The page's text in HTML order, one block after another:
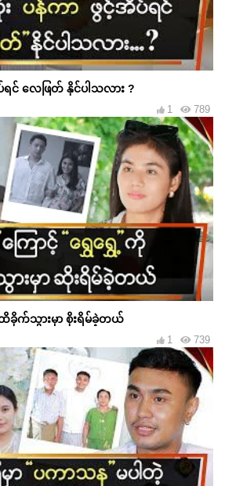
လေဖြတ် နိုင်ပါသလား ?
789
1
ခိုက်သွားမှာ စိုးရိမ်ခဲ့တယ်
739
1